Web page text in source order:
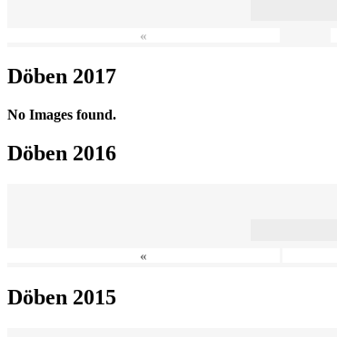
«
Döben 2017
No Images found.
Döben 2016
«
Döben 2015